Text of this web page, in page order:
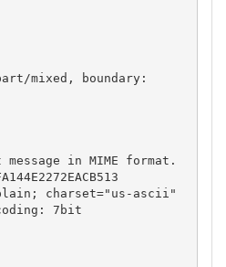
mixed, boundary:
in MIME format.
charset="us-ascii"
7bit